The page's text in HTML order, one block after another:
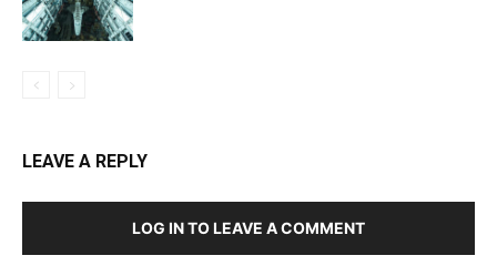
LEAVE A REPLY
LOG IN TO LEAVE A COMMENT